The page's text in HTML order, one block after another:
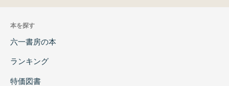
本を探す
六一書房の本
ランキング
特価図書